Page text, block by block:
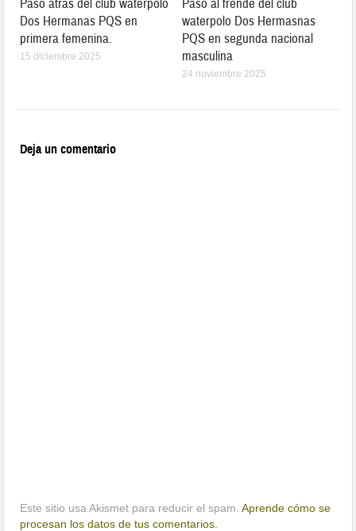
Paso atrás del club waterpolo
Dos Hermanas PQS en
primera femenina.
15 diciembre 2025
Paso al frende del club
waterpolo Dos Hermasnas
PQS en segunda nacional
masculina
24 noviembre 2025
Deja un comentario
Este sitio usa Akismet para reducir el spam.Aprende cómo se
procesan los datos de tus comentarios.